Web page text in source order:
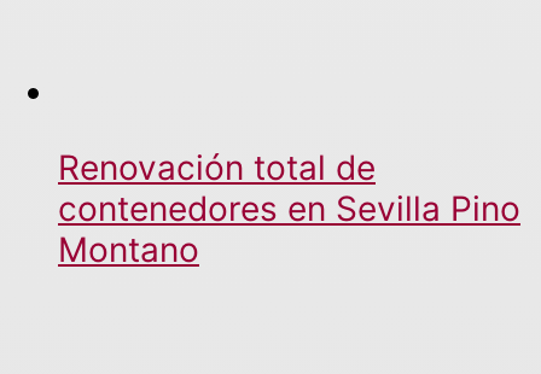
Renovación total de
contenedores en Sevilla Pino
Montano